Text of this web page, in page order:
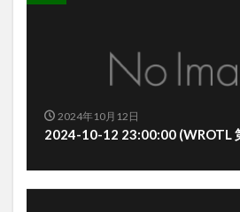
2024年10月12日
2024-10-12 23:00:00 (WROTL